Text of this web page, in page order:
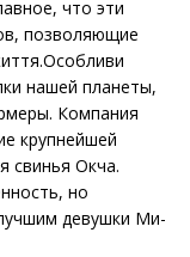
что эти
позволяющие
нашей планеты,
Компания
крупнейшей
свинья Окча.
но
девушки Ми-